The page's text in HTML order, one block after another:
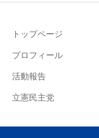
トップページ
プロフィール
活動報告
立憲民主党